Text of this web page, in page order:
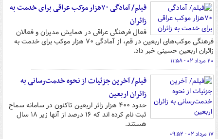
فیلم/ آمادگی ۷۰هزار موکب عراقی برای خدمت به
زائران
فعال فرهنگی عراقی در همایش مدیران و فعالان
فرهنگی موکب‌های اربعین در قم، از آمادگی ۷۰ هزار موکب برای خدمت به
زائران اربعین حسینی خبر داد.
۲۰ مرداد ۰۲ - ۱۱:۵۸
فیلم/ آخرین جزئیات از نحوه خدمت‌رسانی به
زائران اربعین
حدود ۴۰۰ هزار زائر اربعین تاکنون در سامانه سماح
ثبت نام کرده اند که ۱۶ درصد از آنها زیر ۱۸ سال
هستند.
۱۷ مرداد ۰۲ - ۰۹:۵۲